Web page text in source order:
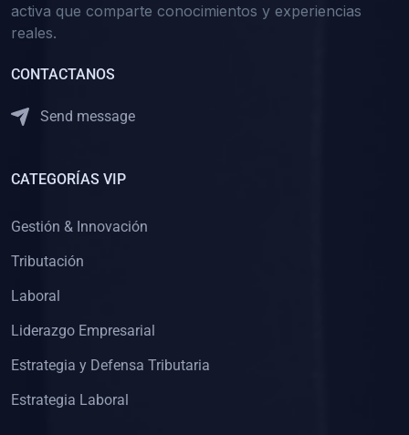
activa que comparte conocimientos y experiencias
reales.
CONTACTANOS
Send message
CATEGORÍAS VIP
Gestión & Innovación
Tributación
Laboral
Liderazgo Empresarial
Estrategia y Defensa Tributaria
Estrategia Laboral